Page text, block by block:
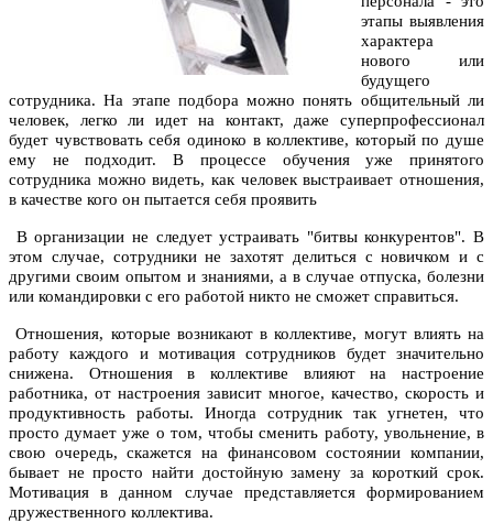
этапы выявления
характера
нового или
будущего
сотрудника. На этапе подбора можно понять общительный ли
человек, легко ли идет на контакт, даже суперпрофессионал
будет чувствовать себя одиноко в коллективе, который по душе
ему не подходит. В процессе обучения уже принятого
сотрудника можно видеть, как человек выстраивает отношения,
в качестве кого он пытается себя проявить
В организации не следует устраивать "битвы конкурентов". В
этом случае, сотрудники не захотят делиться с новичком и с
другими своим опытом и знаниями, а в случае отпуска, болезни
или командировки с его работой никто не сможет справиться.
Отношения, которые возникают в коллективе, могут влиять на
работу каждого и мотивация сотрудников будет значительно
снижена. Отношения в коллективе влияют на настроение
работника, от настроения зависит многое, качество, скорость и
продуктивность работы. Иногда сотрудник так угнетен, что
просто думает уже о том, чтобы сменить работу, увольнение, в
свою очередь, скажется на финансовом состоянии компании,
бывает не просто найти достойную замену за короткий срок.
Мотивация в данном случае представляется формированием
дружественного коллектива.